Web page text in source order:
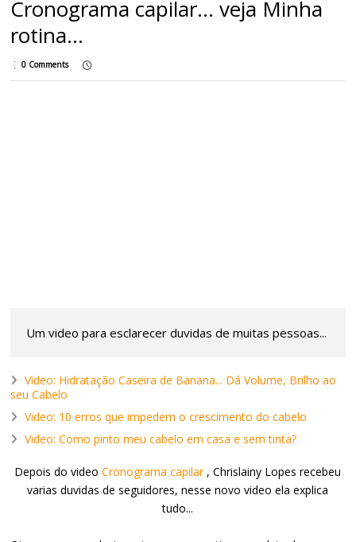
Cronograma capilar... veja Minha
rotina...
0 Comments
Um video para esclarecer duvidas de muitas pessoas...
Video: Hidratação Caseira de Banana... Dá Volume, Brilho ao
seu Cabelo
Video: 10 erros que impedem o crescimento do cabelo
Video: Como pinto meu cabelo em casa e sem tinta?
Depois do videoCronograma capilar, Chrislainy Lopes recebeu
varias duvidas de seguidores, nesse novo video ela explica
tudo...